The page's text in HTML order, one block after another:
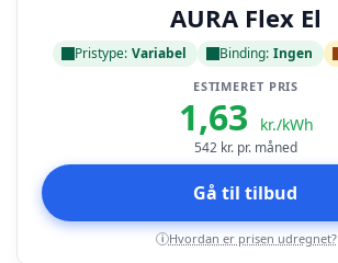
AURA Flex El
Pristype: Variabel Binding: Ingen
ESTIMERET PRIS
1,63 kr./kWh
542 kr. pr. måned
Gå til tilbud
i Hvordan er prisen udregnet?